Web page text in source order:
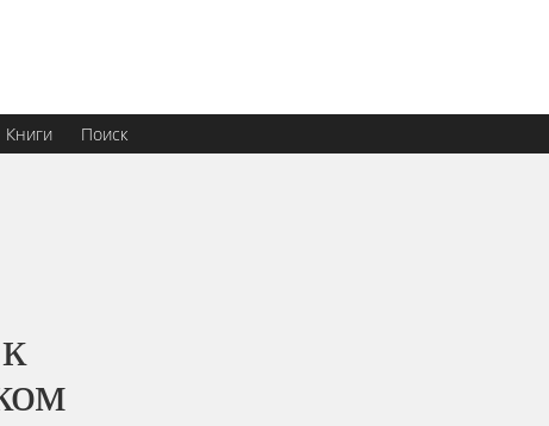
Книги Поиск